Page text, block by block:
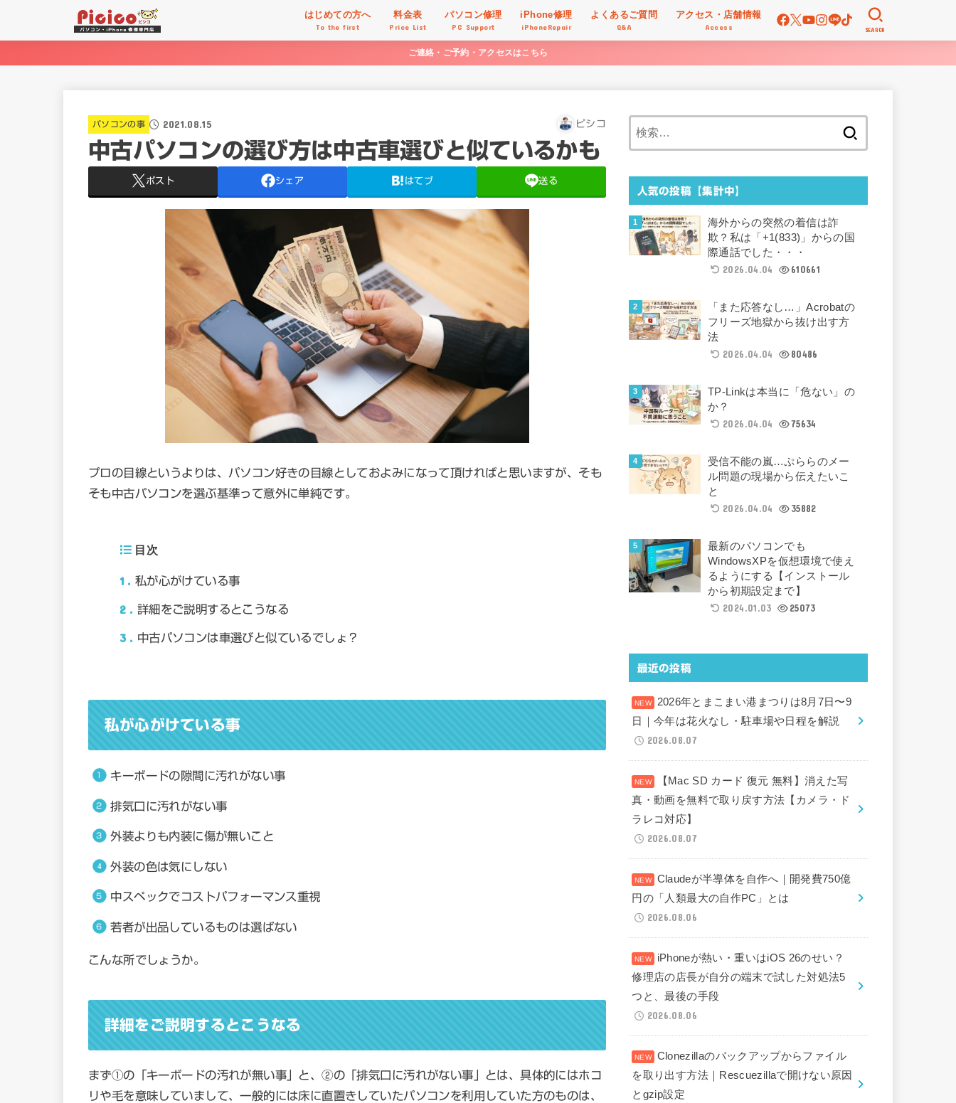
はじめての方へ
To the first
料金表
Price List
パソコン修理
PC Support
iPhone修理
iPhoneRepair
よくあるご質問
Q&A
アクセス・店舗情報
Access SEARCH
ご連絡・ご予約・アクセスはこちら
パソコンの事 2021.08.15 ピシコ
中古パソコンの選び方は中古車選びと似ているかも
ポスト シェア はてブ 送る
プロの目線というよりは、パソコン好きの目線としておよみになって頂ければと思いますが、そも
そも中古パソコンを選ぶ基準って意外に単純です。
目次
1 私が心がけている事
2 詳細をご説明するとこうなる
3 中古パソコンは車選びと似ているでしょ？
私が心がけている事
キーボードの隙間に汚れがない事
排気口に汚れがない事
外装よりも内装に傷が無いこと
外装の色は気にしない
中スペックでコストパフォーマンス重視
若者が出品しているものは選ばない
こんな所でしょうか。
詳細をご説明するとこうなる
まず①の「キーボードの汚れが無い事」と、②の「排気口に汚れがない事」とは、具体的にはホコ
リや毛を意味していまして、一般的には床に直置きしていたパソコンを利用していた方のものは、
人気の投稿【集計中】
海外からの突然の着信は詐
欺？私は「+1(833)」からの国
際通話でした・・・
2026.04.04
610661
「また応答なし…」Acrobatの
フリーズ地獄から抜け出す方
法
2026.04.04
80486
TP-Linkは本当に「危ない」の
か？
2026.04.04
75634
受信不能の嵐…ぷららのメー
ル問題の現場から伝えたいこ
と
2026.04.04
35882
最新のパソコンでも
WindowsXPを仮想環境で使え
るようにする【インストール
から初期設定まで】
2024.01.03
25073
最近の投稿
2026年とまこまい港まつりは8月7日〜9
日｜今年は花火なし・駐車場や日程を解説
2026.08.07
【Mac SD カード 復元 無料】消えた写
真・動画を無料で取り戻す方法【カメラ・ド
ラレコ対応】
2026.08.07
Claudeが半導体を自作へ｜開発費750億
円の「人類最大の自作PC」とは
2026.08.06
iPhoneが熱い・重いはiOS 26のせい？
修理店の店長が自分の端末で試した対処法5
つと、最後の手段
2026.08.06
Clonezillaのバックアップからファイル
を取り出す方法｜Rescuezillaで開けない原因
とgzip設定